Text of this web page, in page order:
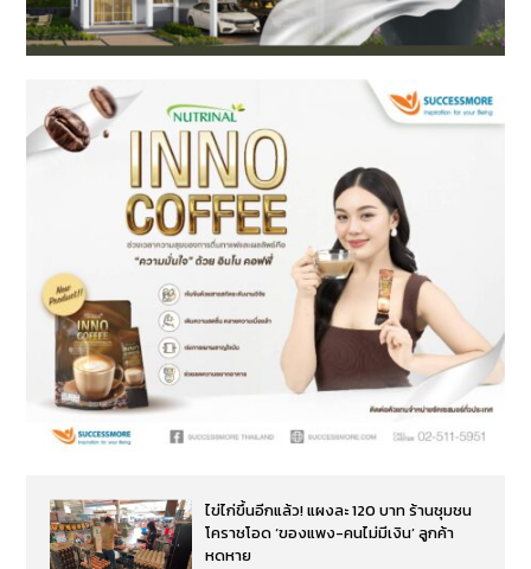
ไข่ไก่ขึ้นอีกแล้ว! แผงละ 120 บาท ร้านชุมชน
โคราชโอด ‘ของแพง-คนไม่มีเงิน’ ลูกค้า
หดหาย